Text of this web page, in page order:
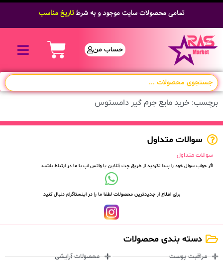
تمامی محصولات سایت موجود و به شرطتاریخ مناسب
حساب من
برچسب: خرید مایع جرم گیر دامستوس
سوالات متداول
سوالات متداول
اگر جواب سوال خود را پیدا نکردید از طریق چت آنلاین یا واتس اپ با ما در ارتباط باشید
برای اطلاع از جدیدترین محصولات لطفا ما را در اینستاگرام دنبال کنید
دسته بندی محصولات
مراقبت پوست
محصولات آرایشی